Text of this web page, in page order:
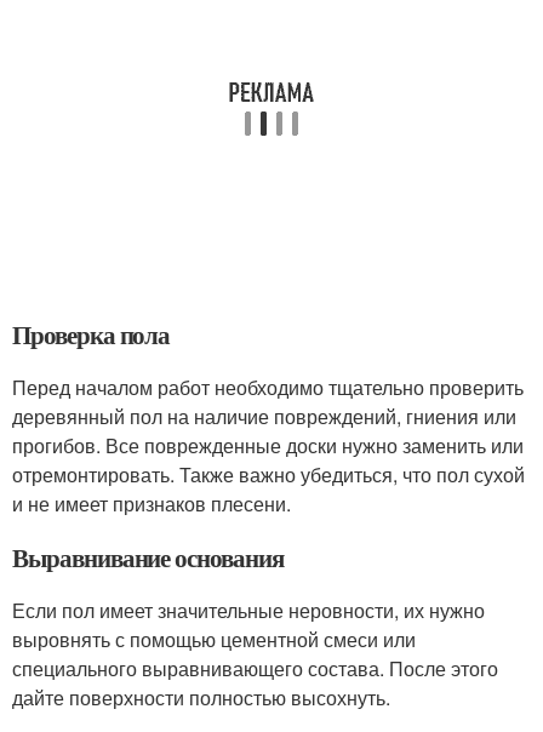
Проверка пола
Перед началом работ необходимо тщательно проверить
деревянный пол на наличие повреждений, гниения или
прогибов. Все поврежденные доски нужно заменить или
отремонтировать. Также важно убедиться, что пол сухой
и не имеет признаков плесени.
Выравнивание основания
Если пол имеет значительные неровности, их нужно
выровнять с помощью цементной смеси или
специального выравнивающего состава. После этого
дайте поверхности полностью высохнуть.